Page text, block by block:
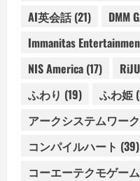
AI英会話(21) DMM
Immanitas
NIS America (17)
ふわり (19) ふわ姫
アークシステムワー
コンパイルハート (39)
コーエーテクモゲー